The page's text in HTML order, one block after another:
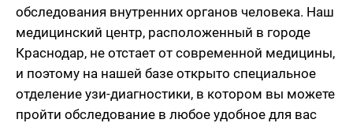
обследования внутренних органов человека. Наш
медицинский центр, расположенный в городе
Краснодар, не отстает от современной медицины,
и поэтому на нашей базе открыто специальное
отделение узи-диагностики, в котором вы можете
пройти обследование в любое удобное для вас